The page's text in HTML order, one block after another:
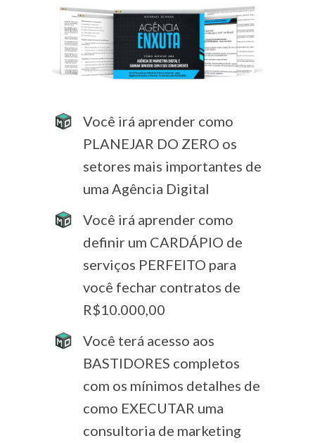
Você irá aprender como
PLANEJAR DO ZERO os
setores mais importantes de
uma Agência Digital
Você irá aprender como
definir um CARDÁPIO de
serviços PERFEITO para
você fechar contratos de
R$10.000,00
Você terá acesso aos
BASTIDORES completos
com os mínimos detalhes de
como EXECUTAR uma
consultoria de marketing